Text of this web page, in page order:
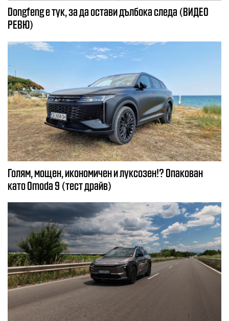
Dongfeng e тук, за да остави дълбока следа (ВИДЕО
РЕВЮ)
Голям, мощен, икономичен и луксозен!? Опакован
като Omoda 9 (тест драйв)